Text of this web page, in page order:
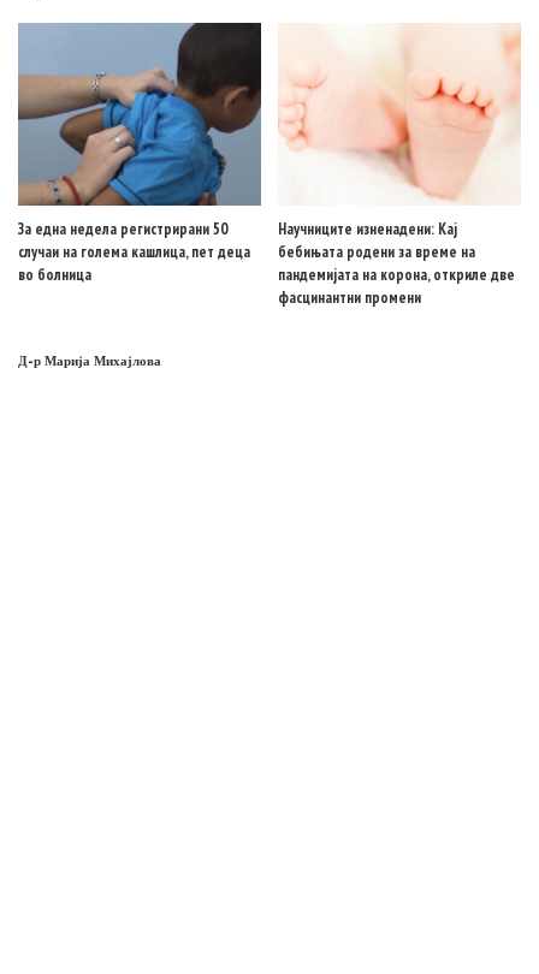
За една недела регистрирани 50
случаи на голема кашлица, пет деца
во болница
Научниците изненадени: Кај
бебињата родени за време на
пандемијата на корона, откриле две
фасцинантни промени
Д-р Марија Михајлова